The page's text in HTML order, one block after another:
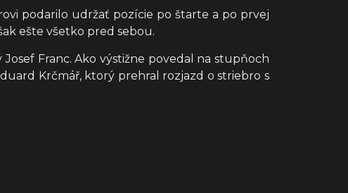
podarilo udržať pozície po štarte a po prvej
ešte všetko pred sebou.
Franc. Ako výstižne povedal na stupňoch
Krčmář, ktorý prehral rozjazd o striebro s